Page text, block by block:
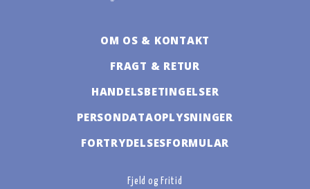
OM OS & KONTAKT
FRAGT & RETUR
HANDELSBETINGELSER
PERSONDATAOPLYSNINGER
FORTRYDELSESFORMULAR
Fjeld og Fritid